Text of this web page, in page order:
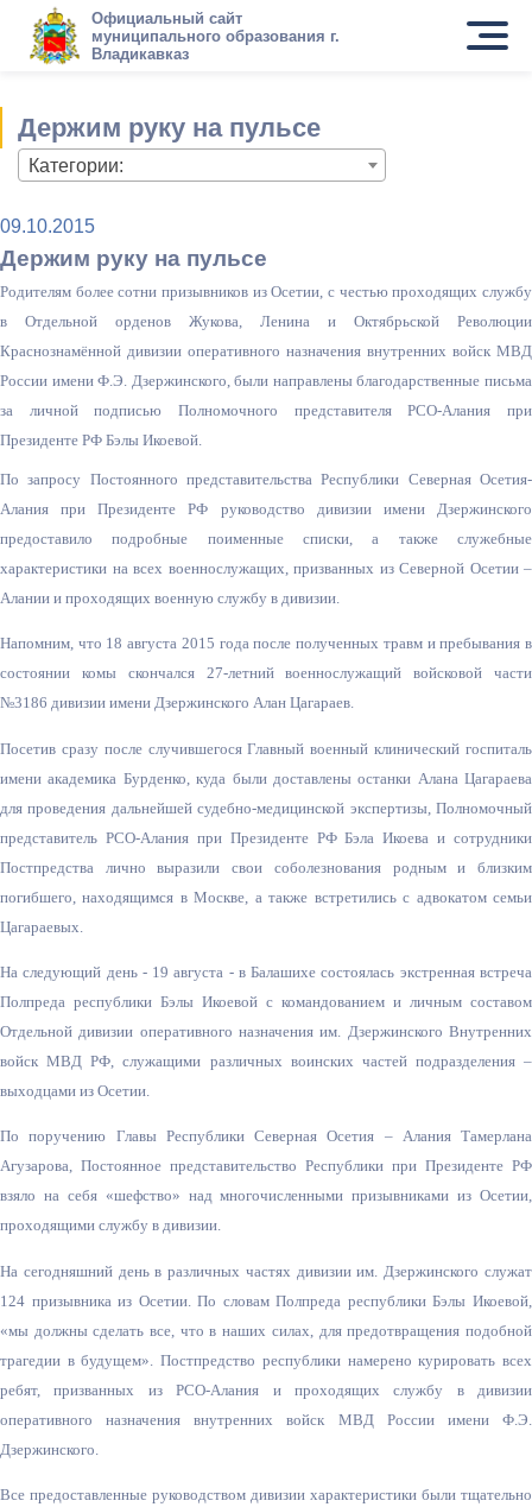
Официальный сайт
муниципального образования г.
Владикавказ
Держим руку на пульсе
Категории:
09.10.2015
Держим руку на пульсе
Родителям более сотни призывников из Осетии, с честью проходящих службу
в Отдельной орденов Жукова, Ленина и Октябрьской Революции
Краснознамённой дивизии оперативного назначения внутренних войск МВД
России имени Ф.Э. Дзержинского, были направлены благодарственные письма
за личной подписью Полномочного представителя РСО-Алания при
Президенте РФ Бэлы Икоевой.
По запросу Постоянного представительства Республики Северная Осетия-
Алания при Президенте РФ руководство дивизии имени Дзержинского
предоставило подробные поименные списки, а также служебные
характеристики на всех военнослужащих, призванных из Северной Осетии –
Алании и проходящих военную службу в дивизии.
Напомним, что 18 августа 2015 года после полученных травм и пребывания в
состоянии комы скончался 27-летний военнослужащий войсковой части
№3186 дивизии имени Дзержинского Алан Цагараев.
Посетив сразу после случившегося Главный военный клинический госпиталь
имени академика Бурденко, куда были доставлены останки Алана Цагараева
для проведения дальнейшей судебно-медицинской экспертизы, Полномочный
представитель РСО-Алания при Президенте РФ Бэла Икоева и сотрудники
Постпредства лично выразили свои соболезнования родным и близким
погибшего, находящимся в Москве, а также встретились с адвокатом семьи
Цагараевых.
На следующий день - 19 августа - в Балашихе состоялась экстренная встреча
Полпреда республики Бэлы Икоевой с командованием и личным составом
Отдельной дивизии оперативного назначения им. Дзержинского Внутренних
войск МВД РФ, служащими различных воинских частей подразделения –
выходцами из Осетии.
По поручению Главы Республики Северная Осетия – Алания Тамерлана
Агузарова, Постоянное представительство Республики при Президенте РФ
взяло на себя «шефство» над многочисленными призывниками из Осетии,
проходящими службу в дивизии.
На сегодняшний день в различных частях дивизии им. Дзержинского служат
124 призывника из Осетии. По словам Полпреда республики Бэлы Икоевой,
«мы должны сделать все, что в наших силах, для предотвращения подобной
трагедии в будущем». Постпредство республики намерено курировать всех
ребят, призванных из РСО-Алания и проходящих службу в дивизии
оперативного назначения внутренних войск МВД России имени Ф.Э.
Дзержинского.
Все предоставленные руководством дивизии характеристики были тщательно